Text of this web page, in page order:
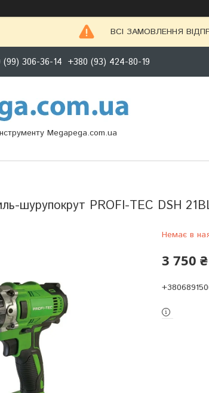
ВСІ ЗАМОВЛЕННЯ
(99) 306-36-14 +380 (93) 424-80-19
Megapega.com.ua
шурупокрут PROFI-TEC DSH
Немає в
3 750 ₴